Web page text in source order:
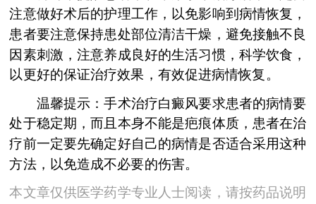
注意做好术后的护理工作，以免影响到病情恢复，
患者要注意保持患处部位清洁干燥，避免接触不良
因素刺激，注意养成良好的生活习惯，科学饮食，
以更好的保证治疗效果，有效促进病情恢复。
温馨提示：手术治疗白癜风要求患者的病情要
处于稳定期，而且本身不能是疤痕体质，患者在治
疗前一定要先确定好自己的病情是否适合采用这种
方法，以免造成不必要的伤害。
本文章仅供医学药学专业人士阅读，请按药品说明